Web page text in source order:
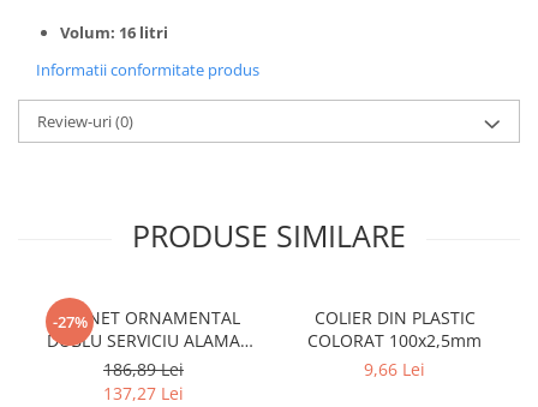
Volum: 16 litri
Informatii conformitate produs
Review-uri(0)
PRODUSE SIMILARE
-27%
ROBINET ORNAMENTAL
DUBLU SERVICIU ALAMA
ANTICHIZATA CU CAP
ARMATURA CERAMIC
186,89 Lei
137,27 Lei
COLIER DIN PLASTIC
COLORAT 100x2,5mm
9,66 Lei